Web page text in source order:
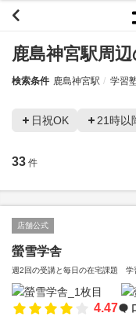
鹿島神宮駅周
検索条件 鹿島神宮駅 学習
日祝OK 21時以
33 件
店舗公式
螢雪学舎
週2回の受講と毎日の在宅課題 学
4.47